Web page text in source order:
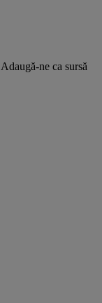
Adaugă-ne ca sursă